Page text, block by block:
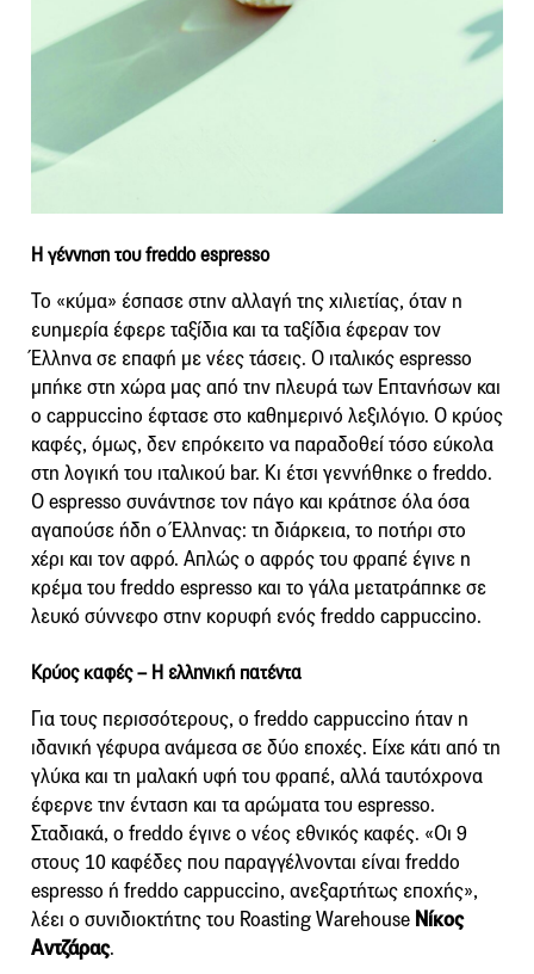
Η γέννηση του freddo espresso
Το «κύμα» έσπασε στην αλλαγή της χιλιετίας, όταν η
ευημερία έφερε ταξίδια και τα ταξίδια έφεραν τον
Έλληνα σε επαφή με νέες τάσεις. Ο ιταλικός espresso
μπήκε στη χώρα μας από την πλευρά των Επτανήσων και
ο cappuccino έφτασε στο καθημερινό λεξιλόγιο. Ο κρύος
καφές, όμως, δεν επρόκειτο να παραδοθεί τόσο εύκολα
στη λογική του ιταλικού bar. Κι έτσι γεννήθηκε ο freddo.
Ο espresso συνάντησε τον πάγο και κράτησε όλα όσα
αγαπούσε ήδη ο Έλληνας: τη διάρκεια, το ποτήρι στο
χέρι και τον αφρό. Απλώς ο αφρός του φραπέ έγινε η
κρέμα του freddo espresso και το γάλα μετατράπηκε σε
λευκό σύννεφο στην κορυφή ενός freddo cappuccino.
Κρύος καφές – Η ελληνική πατέντα
Για τους περισσότερους, ο freddo cappuccino ήταν η
ιδανική γέφυρα ανάμεσα σε δύο εποχές. Είχε κάτι από τη
γλύκα και τη μαλακή υφή του φραπέ, αλλά ταυτόχρονα
έφερνε την ένταση και τα αρώματα του espresso.
Σταδιακά, ο freddo έγινε ο νέος εθνικός καφές. «Οι 9
στους 10 καφέδες που παραγγέλνονται είναι freddo
espresso ή freddo cappuccino, ανεξαρτήτως εποχής»,
λέει ο συνιδιοκτήτης του Roasting Warehouse Νίκος
Αντζάρας.